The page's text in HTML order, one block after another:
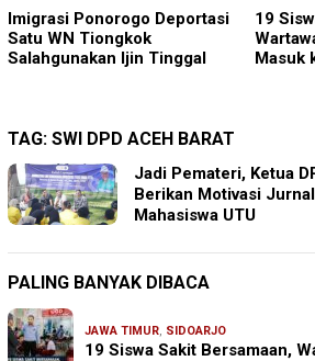
Imigrasi Ponorogo Deportasi
Satu WN Tiongkok
Salahgunakan Ijin Tinggal
19
Masuk
TAG: SWI DPD ACEH BARAT
Jadi Pemateri, Ketua
Berikan Motivasi
Mahasiswa UTU
PALING BANYAK DIBACA
JAWA TIMUR, SIDOARJO
19 Siswa Sakit Bersamaan,